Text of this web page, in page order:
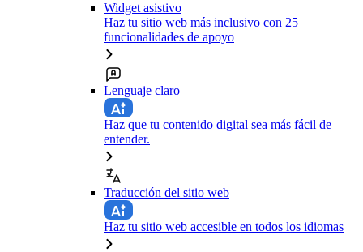
Widget asistivo
Haz tu sitio web más inclusivo con 25
funcionalidades de apoyo
Lenguaje claro
Haz que tu contenido digital sea más fácil de
entender.
Traducción del sitio web
Haz tu sitio web accesible en todos los idiomas